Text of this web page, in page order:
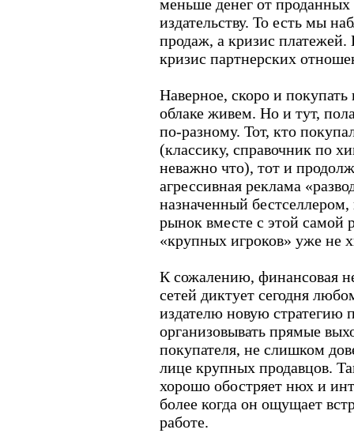
меньше денег от проданных
издательству. То есть мы
продаж, а кризис
кризис партнерских
Наверное, скоро и
облаке живем. Но и тут,
по-разному. Тот, кто
(классику, справочник по
неважно что), тот и
агрессивная реклама
назначенный
рынок вместе с этой самой
«крупных игроков» уже не
К сожалению, финансовая
сетей диктует сегодня
издателю новую стратегию
организовывать прямые
покупателя, не слишком
лице крупных продавцов.
хорошо обостряет нюх и
более когда он ощущает
работе.